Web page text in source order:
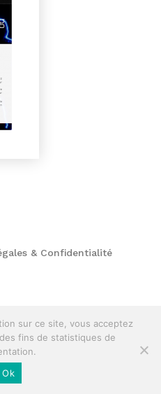
& Confidentialité
sur ce site, vous acceptez
fins de statistiques de
Ok